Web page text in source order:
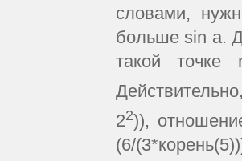
словами,
больше sin а.
такой
22)),
(6/